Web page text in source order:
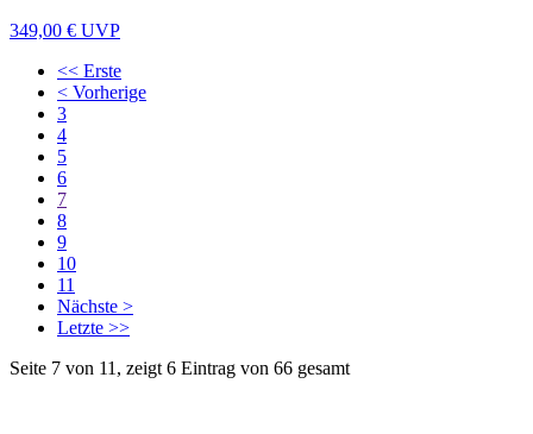
349,00 € UVP
<< Erste
< Vorherige
3
4
5
6
7
8
9
10
11
Nächste >
Letzte >>
Seite 7 von 11, zeigt 6 Eintrag von 66 gesamt